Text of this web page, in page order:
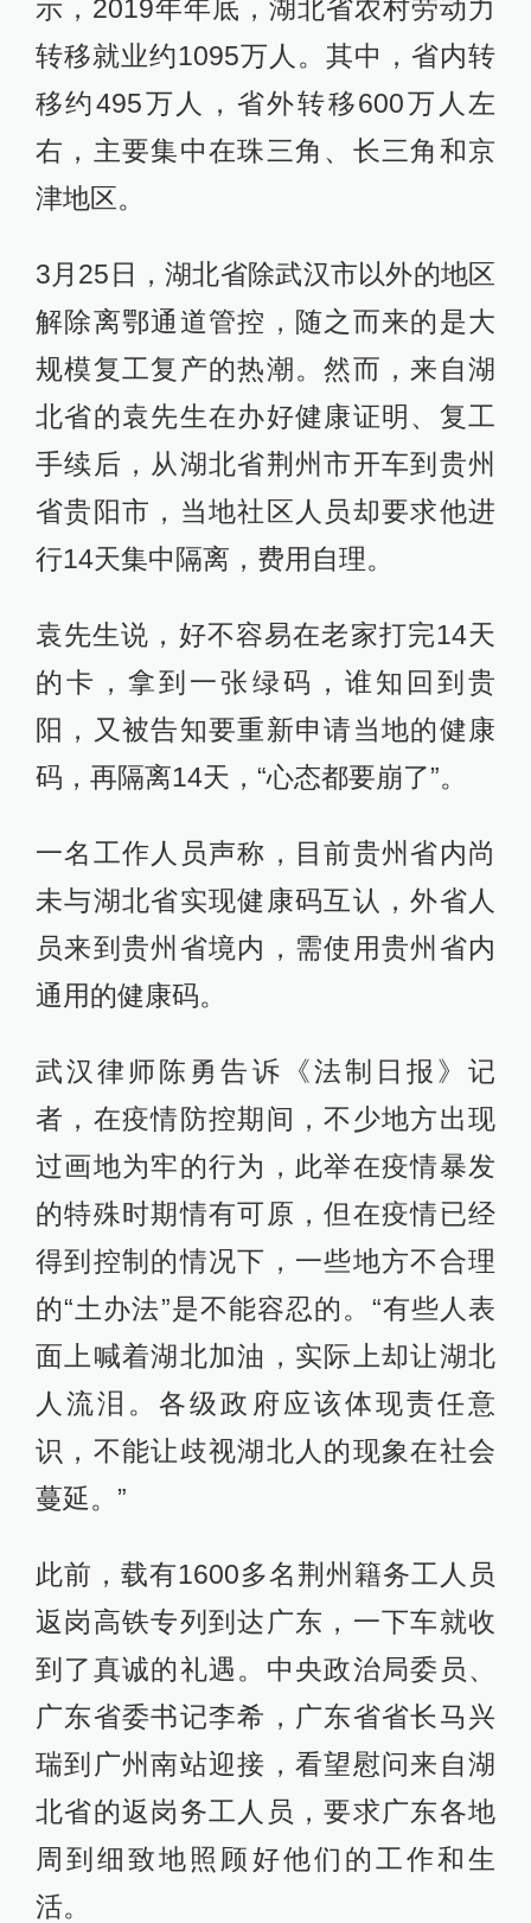
示，2019年年底，湖北省农村劳动力
转移就业约1095万人。其中，省内转
移约495万人，省外转移600万人左
右，主要集中在珠三角、长三角和京
津地区。
3月25日，湖北省除武汉市以外的地区
解除离鄂通道管控，随之而来的是大
规模复工复产的热潮。然而，来自湖
北省的袁先生在办好健康证明、复工
手续后，从湖北省荆州市开车到贵州
省贵阳市，当地社区人员却要求他进
行14天集中隔离，费用自理。
袁先生说，好不容易在老家打完14天
的卡，拿到一张绿码，谁知回到贵
阳，又被告知要重新申请当地的健康
码，再隔离14天，“心态都要崩了”。
一名工作人员声称，目前贵州省内尚
未与湖北省实现健康码互认，外省人
员来到贵州省境内，需使用贵州省内
通用的健康码。
武汉律师陈勇告诉《法制日报》记
者，在疫情防控期间，不少地方出现
过画地为牢的行为，此举在疫情暴发
的特殊时期情有可原，但在疫情已经
得到控制的情况下，一些地方不合理
的“土办法”是不能容忍的。“有些人表
面上喊着湖北加油，实际上却让湖北
人流泪。各级政府应该体现责任意
识，不能让歧视湖北人的现象在社会
蔓延。”
此前，载有1600多名荆州籍务工人员
返岗高铁专列到达广东，一下车就收
到了真诚的礼遇。中央政治局委员、
广东省委书记李希，广东省省长马兴
瑞到广州南站迎接，看望慰问来自湖
北省的返岗务工人员，要求广东各地
周到细致地照顾好他们的工作和生
活。